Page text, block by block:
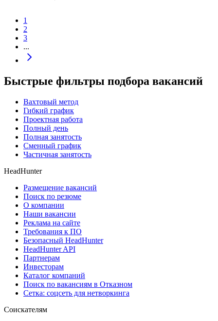
1
2
3
...
Быстрые фильтры подбора вакансий
Вахтовый метод
Гибкий график
Проектная работа
Полный день
Полная занятость
Сменный график
Частичная занятость
HeadHunter
Размещение вакансий
Поиск по резюме
О компании
Наши вакансии
Реклама на сайте
Требования к ПО
Безопасный HeadHunter
HeadHunter API
Партнерам
Инвесторам
Каталог компаний
Поиск по вакансиям в Отказном
Сетка: соцсеть для нетворкинга
Соискателям